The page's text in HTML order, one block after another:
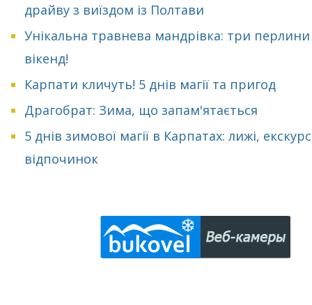
драйву з виїздом із Полтави
Унікальна травнева мандрівка: три
вікенд!
Карпати кличуть! 5 днів магії та пригод
Драгобрат: Зима, що запам'ятається
5 днів зимової магії в Карпатах: лижі,
відпочинок